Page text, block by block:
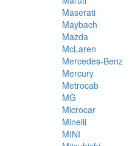
Maserati
Maybach
Mazda
McLaren
Mercedes-Benz
Mercury
Metrocab
MG
Microcar
Minelli
MINI